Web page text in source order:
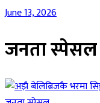
June 13, 2026
जनता स्पेसल